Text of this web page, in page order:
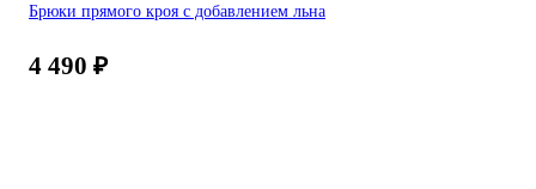
Брюки прямого кроя с добавлением льна
4 490 ₽